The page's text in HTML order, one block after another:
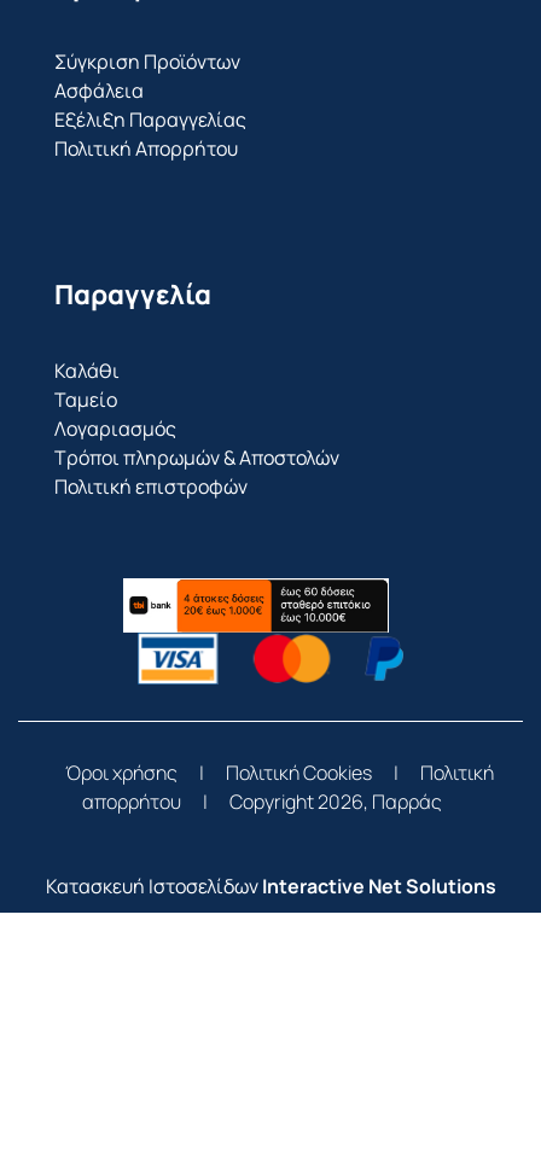
Σύγκριση Προϊόντων
Ασφάλεια
Εξέλιξη Παραγγελίας
Πολιτική Απορρήτου
Παραγγελία
Καλάθι
Ταμείο
Λογαριασμός
Τρόποι πληρωμών & Αποστολών
Πολιτική επιστροφών
Όροι χρήσης | Πολιτική Cookies |
Πολιτική
απορρήτου
| Copyright 2026, Παρράς
Κατασκευή ΙστοσελίδωνInteractive Net Solutions